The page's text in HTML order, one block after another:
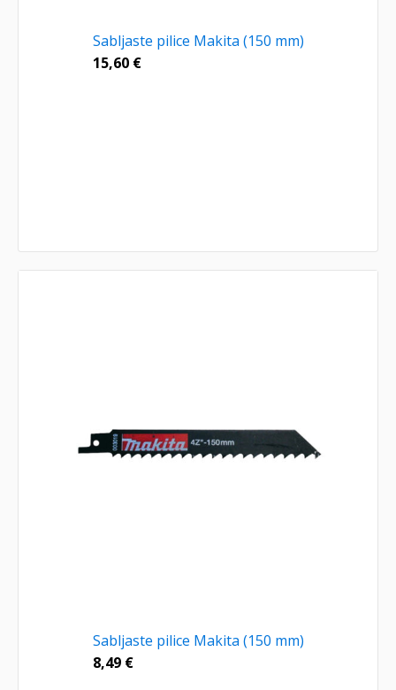
Sabljaste pilice Makita (150 mm)
15,60 €
Sabljaste pilice Makita (150 mm)
8,49 €